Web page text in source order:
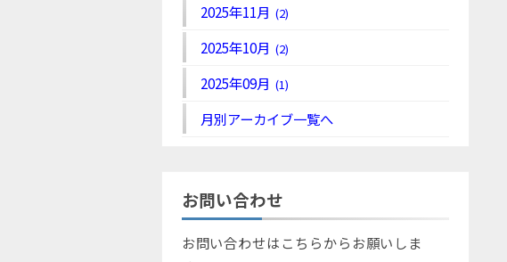
2025年11月 (2)
2025年10月 (2)
2025年09月 (1)
月別アーカイブ一覧へ
お問い合わせ
お問い合わせはこちらからお願いしま